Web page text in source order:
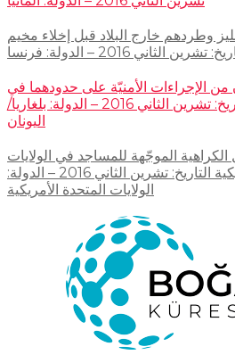
إنجليز وطردهم خارج البلاد قبل إخلاء مخيم
2016 – الدولة: فرنسا
من الإجراءات الأمنيّة على حدودهما في
مواجهة اللاجئين. التاريخ: تشرين الثاني 2016 – الدولة: بلغاريا/
اليونان
الكراهية الموجّهة للمساجد في الولايات
المتحدة الأمريكية التاريخ: تشرين الثاني 2016 – الدولة:
الولايات المتحدة الأمريكية